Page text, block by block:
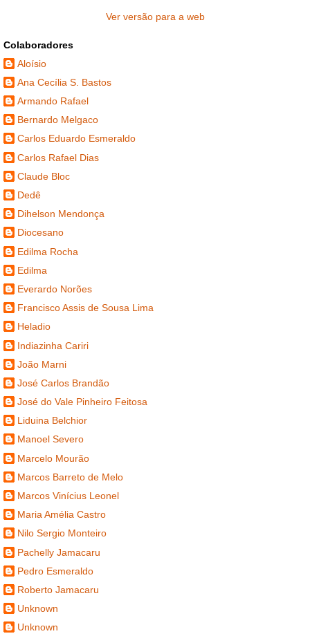
Ver versão para a web
Colaboradores
Aloísio
Ana Cecília S. Bastos
Armando Rafael
Bernardo Melgaco
Carlos Eduardo Esmeraldo
Carlos Rafael Dias
Claude Bloc
Dedê
Dihelson Mendonça
Diocesano
Edilma Rocha
Edilma
Everardo Norões
Francisco Assis de Sousa Lima
Heladio
Indiazinha Cariri
João Marni
José Carlos Brandão
José do Vale Pinheiro Feitosa
Liduina Belchior
Manoel Severo
Marcelo Mourão
Marcos Barreto de Melo
Marcos Vinícius Leonel
Maria Amélia Castro
Nilo Sergio Monteiro
Pachelly Jamacaru
Pedro Esmeraldo
Roberto Jamacaru
Unknown
Unknown